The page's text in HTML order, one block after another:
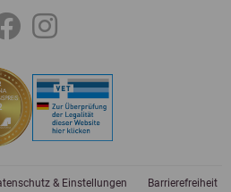
& Einstellungen Barrierefreiheit